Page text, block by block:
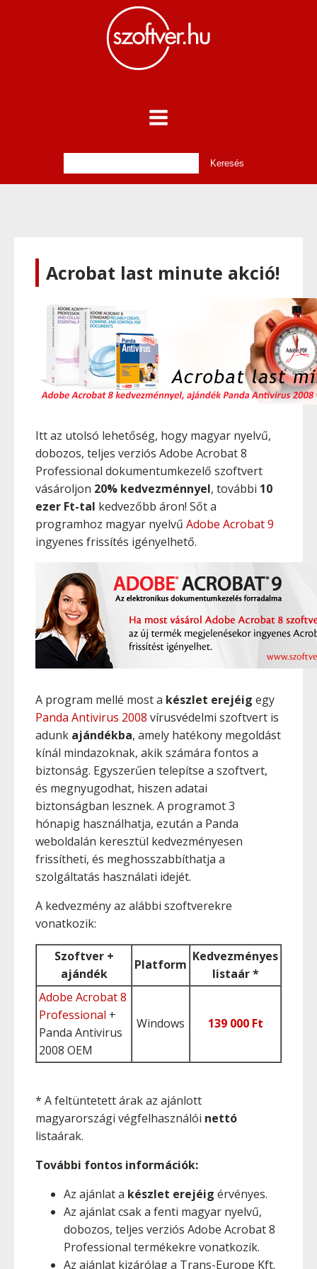
Acrobat last minute akció!
Itt az utolsó lehetőség, hogy magyar nyelvű,
dobozos, teljes verziós Adobe Acrobat 8
Professional dokumentumkezelő szoftvert
vásároljon 20% kedvezménnyel, további 10
ezer Ft-tal kedvezőbb áron! Sőt a
programhoz magyar nyelvű Adobe Acrobat 9
ingyenes frissítés igényelhető.
A program mellé most a készlet erejéig egy
Panda Antivirus 2008 vírusvédelmi szoftvert is
adunk ajándékba, amely hatékony megoldást
kínál mindazoknak, akik számára fontos a
biztonság. Egyszerűen telepítse a szoftvert,
és megnyugodhat, hiszen adatai
biztonságban lesznek. A programot 3
hónapig használhatja, ezután a Panda
weboldalán keresztül kedvezményesen
frissítheti, és meghosszabbíthatja a
szolgáltatás használati idejét.
A kedvezmény az alábbi szoftverekre
vonatkozik:
Szoftver +
ajándék
Platform
Kedvezményes
listaár *
Adobe Acrobat 8
Professional +
Panda Antivirus
2008 OEM
Windows 139 000 Ft
* A feltüntetett árak az ajánlott
magyarországi végfelhasználói nettó
listaárak.
További fontos információk:
Az ajánlat a készlet erejéig érvényes.
Az ajánlat csak a fenti magyar nyelvű,
dobozos, teljes verziós Adobe Acrobat 8
Professional termékekre vonatkozik.
Az ajánlat kizárólag a Trans-Europe Kft.